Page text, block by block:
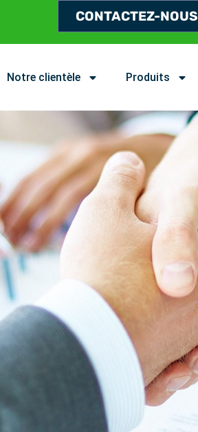
CONTACTEZ-NOUS
Notre clientèle Produits